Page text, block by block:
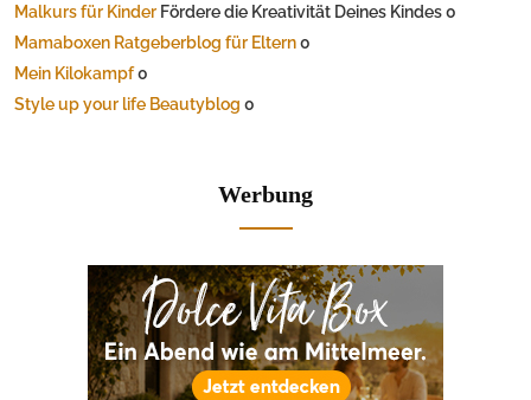
Malkurs für Kinder Fördere die Kreativität Deines Kindes 0
Mamaboxen Ratgeberblog für Eltern0
Mein Kilokampf0
Style up your life Beautyblog 0
Werbung